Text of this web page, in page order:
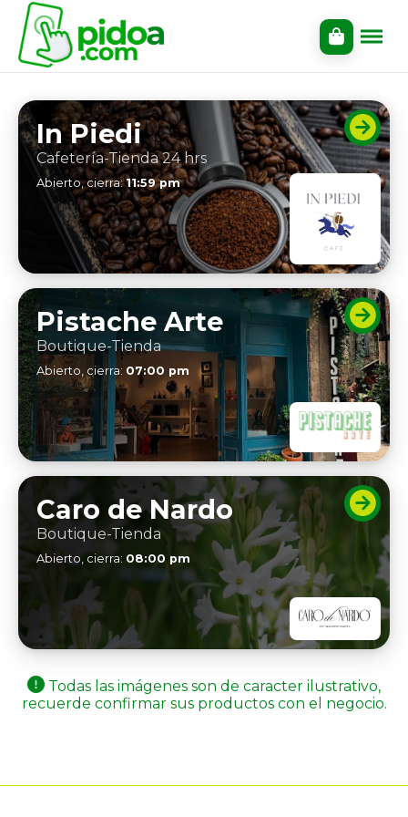
In Piedi
Cafetería-Tienda 24 hrs
Abierto, cierra:11:59 pm
Pistache Arte
Boutique-Tienda
Abierto, cierra: 07:00 pm
Caro de Nardo
Boutique-Tienda
Abierto, cierra: 08:00 pm
Todas las imágenes son de caracter ilustrativo,
recuerde confirmar sus productos con el negocio.